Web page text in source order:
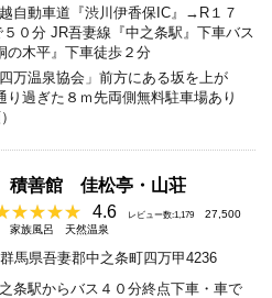
自動車道『渋川伊香保IC』→R１７
０分 JR吾妻線『中之条駅』下車バス
の木平』下車徒歩２分
四万温泉協会」前方にある坂を上が
り過ぎた８ｍ先両側無料駐車場あり
積善館 佳松亭・山荘
4.6 レビュー数:1,179
27,500
家族風呂 天然温泉
群馬県吾妻郡中之条町四万甲4236
条駅からバス４０分終点下車・車で